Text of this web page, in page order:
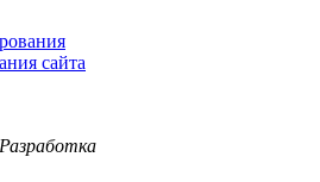
сайта
Разработка